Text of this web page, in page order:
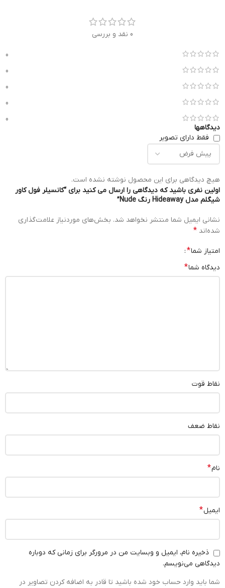
0 نقد و بررسی
0
0
0
0
0
دیدگاهها
فقط دارای تصویر
هیچ دیدگاهی برای این محصول نوشته نشده است.
اولین نفری باشید که دیدگاهی را ارسال می کنید برای “کانسیلر فول کاور
شیگلم مدل Hideaway رنگ Nude”
نشانی ایمیل شما منتشر نخواهد شد. بخش‌های موردنیاز علامت‌گذاری
شده‌اند *
امتیاز شما*
دیدگاه شما*
نقاط قوت
نقاط ضعف
نام*
ایمیل*
ذخیره نام، ایمیل و وبسایت من در مرورگر برای زمانی که دوباره
دیدگاهی می‌نویسم.
شما باید وارد حساب خود شده باشید تا قادر به اضافه کردن تصاویر در